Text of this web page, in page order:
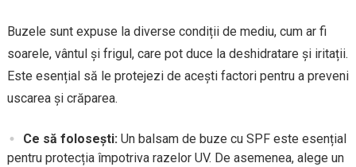
Buzele sunt expuse la diverse condiții de mediu, cum ar fi
soarele, vântul și frigul, care pot duce la deshidratare și iritații.
Este esențial să le protejezi de acești factori pentru a preveni
uscarea și crăparea.
Ce să folosești:Un balsam de buze cu SPF este esențial
pentru protecția împotriva razelor UV. De asemenea, alege un